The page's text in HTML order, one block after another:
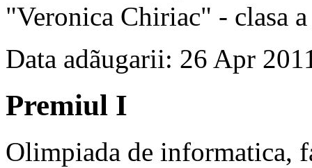
"Veronica Chiriac" - clasa
Data adãugarii: 26 Apr
Premiul I
Olimpiada de informatica,